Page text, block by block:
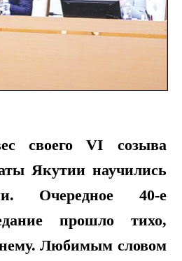
своего VI созыва
Якутии научились
Очередное 40-е
прошло тихо,
Любимым словом